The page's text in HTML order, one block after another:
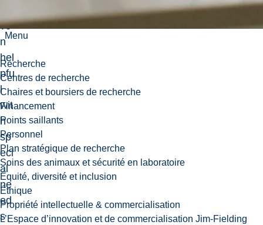
Menu
Recherche
Centres de recherche
Chaires et boursiers de recherche
Financement
Points saillants
Personnel
Plan stratégique de recherche
Soins des animaux et sécurité en laboratoire
Équité, diversité et inclusion
Éthique
Propriété intellectuelle & commercialisation
L’Espace d’innovation et de commercialisation Jim-Fielding
ve
n
hel
pfu
l
wit
h
sp
eci
al
ne
ed
s